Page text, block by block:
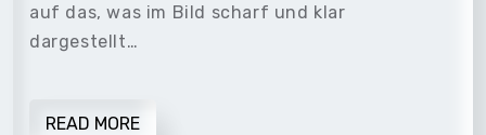
auf das, was im Bild scharf und klar
dargestellt…
READ MORE